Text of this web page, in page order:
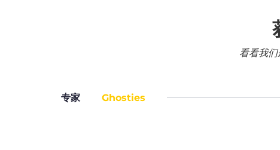
看看我
专家 Ghosties